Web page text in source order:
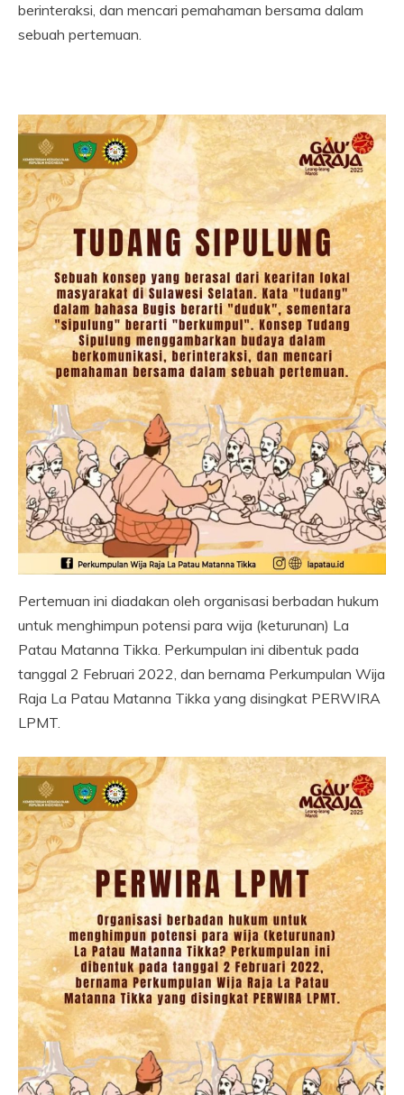
berinteraksi, dan mencari pemahaman bersama dalam
sebuah pertemuan.
Pertemuan ini diadakan oleh organisasi berbadan hukum
untuk menghimpun potensi para wija (keturunan) La
Patau Matanna Tikka. Perkumpulan ini dibentuk pada
tanggal 2 Februari 2022, dan bernama Perkumpulan Wija
Raja La Patau Matanna Tikka yang disingkat PERWIRA
LPMT.